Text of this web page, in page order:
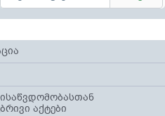
აქტები